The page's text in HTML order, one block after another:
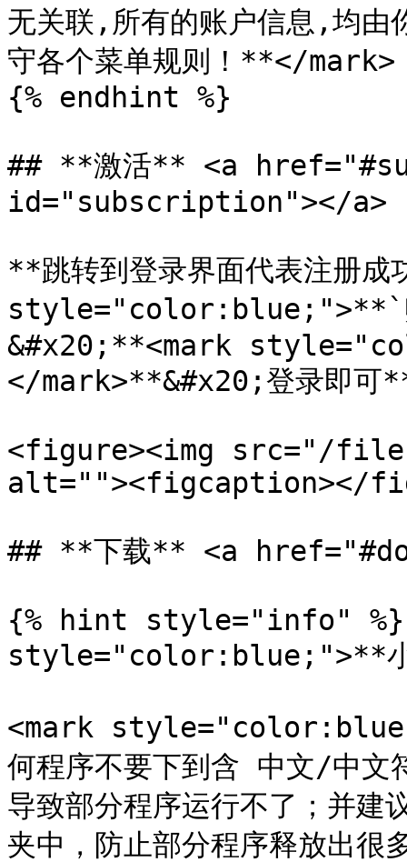
无关联,所有的账户信息,均由
守各个菜单规则！**</mark>
{% endhint %}
## **激活** <a
id="subscription"></a>
**跳转到登录界面代表注册
style="color:blue;">**`
&#x20;**<mark
</mark>**&#x20;登录即可
<figure><img src="/files/
alt=""><figcaption></
## **下载** <a
{% hint style="info" %}
style="color:blue;">**小
<mark
何程序不要下到含 中文/中文
导致部分程序运行不了；并建
夹中，防止部分程序释放出很